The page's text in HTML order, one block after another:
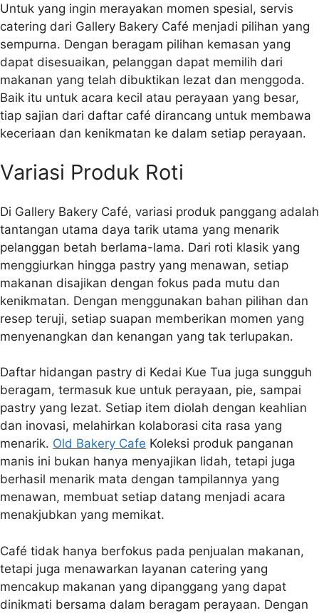
Untuk yang ingin merayakan momen spesial, servis
catering dari Gallery Bakery Café menjadi pilihan yang
sempurna. Dengan beragam pilihan kemasan yang
dapat disesuaikan, pelanggan dapat memilih dari
makanan yang telah dibuktikan lezat dan menggoda.
Baik itu untuk acara kecil atau perayaan yang besar,
tiap sajian dari daftar café dirancang untuk membawa
keceriaan dan kenikmatan ke dalam setiap perayaan.
Variasi Produk Roti
Di Gallery Bakery Café, variasi produk panggang adalah
tantangan utama daya tarik utama yang menarik
pelanggan betah berlama-lama. Dari roti klasik yang
menggiurkan hingga pastry yang menawan, setiap
makanan disajikan dengan fokus pada mutu dan
kenikmatan. Dengan menggunakan bahan pilihan dan
resep teruji, setiap suapan memberikan momen yang
menyenangkan dan kenangan yang tak terlupakan.
Daftar hidangan pastry di Kedai Kue Tua juga sungguh
beragam, termasuk kue untuk perayaan, pie, sampai
pastry yang lezat. Setiap item diolah dengan keahlian
dan inovasi, melahirkan kolaborasi cita rasa yang
menarik. Old Bakery Cafe Koleksi produk panganan
manis ini bukan hanya menyajikan lidah, tetapi juga
berhasil menarik mata dengan tampilannya yang
menawan, membuat setiap datang menjadi acara
menakjubkan yang memikat.
Café tidak hanya berfokus pada penjualan makanan,
tetapi juga menawarkan layanan catering yang
mencakup makanan yang dipanggang yang dapat
dinikmati bersama dalam beragam perayaan. Dengan